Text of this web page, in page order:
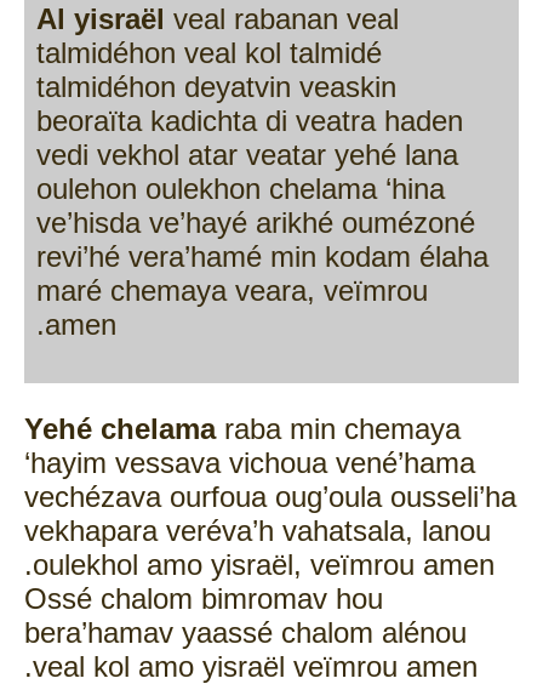
Al yisraël veal rabanan veal
talmidéhon veal kol talmidé
talmidéhon deyatvin veaskin
beoraïta kadichta di veatra haden
vedi vekhol atar veatar yehé lana
oulehon oulekhon chelama ‘hina
ve’hisda ve’hayé arikhé oumézoné
revi’hé vera’hamé min kodam élaha
maré chemaya veara, veïmrou
amen.
Yehé chelamaraba min chemaya
‘hayim vessava vichoua vené’hama
vechézava ourfoua oug’oula ousseli’ha
vekhapara veréva’h vahatsala, lanou
oulekhol amo yisraël, veïmrou amen.
Ossé chalom bimromav hou
bera’hamav yaassé chalom alénou
veal kol amo yisraël veïmrou amen.